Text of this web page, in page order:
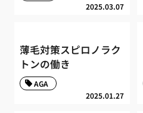
2025.03.07
薄毛対策スピロノラク
トンの働き
2025.01.27
AGA